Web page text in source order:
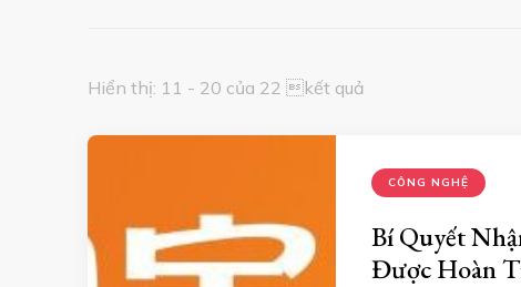
Hiển thị: 11 - 20 của 22 kết quả
CÔNG NGHỆ
Bí Quyết
Được Hoàn